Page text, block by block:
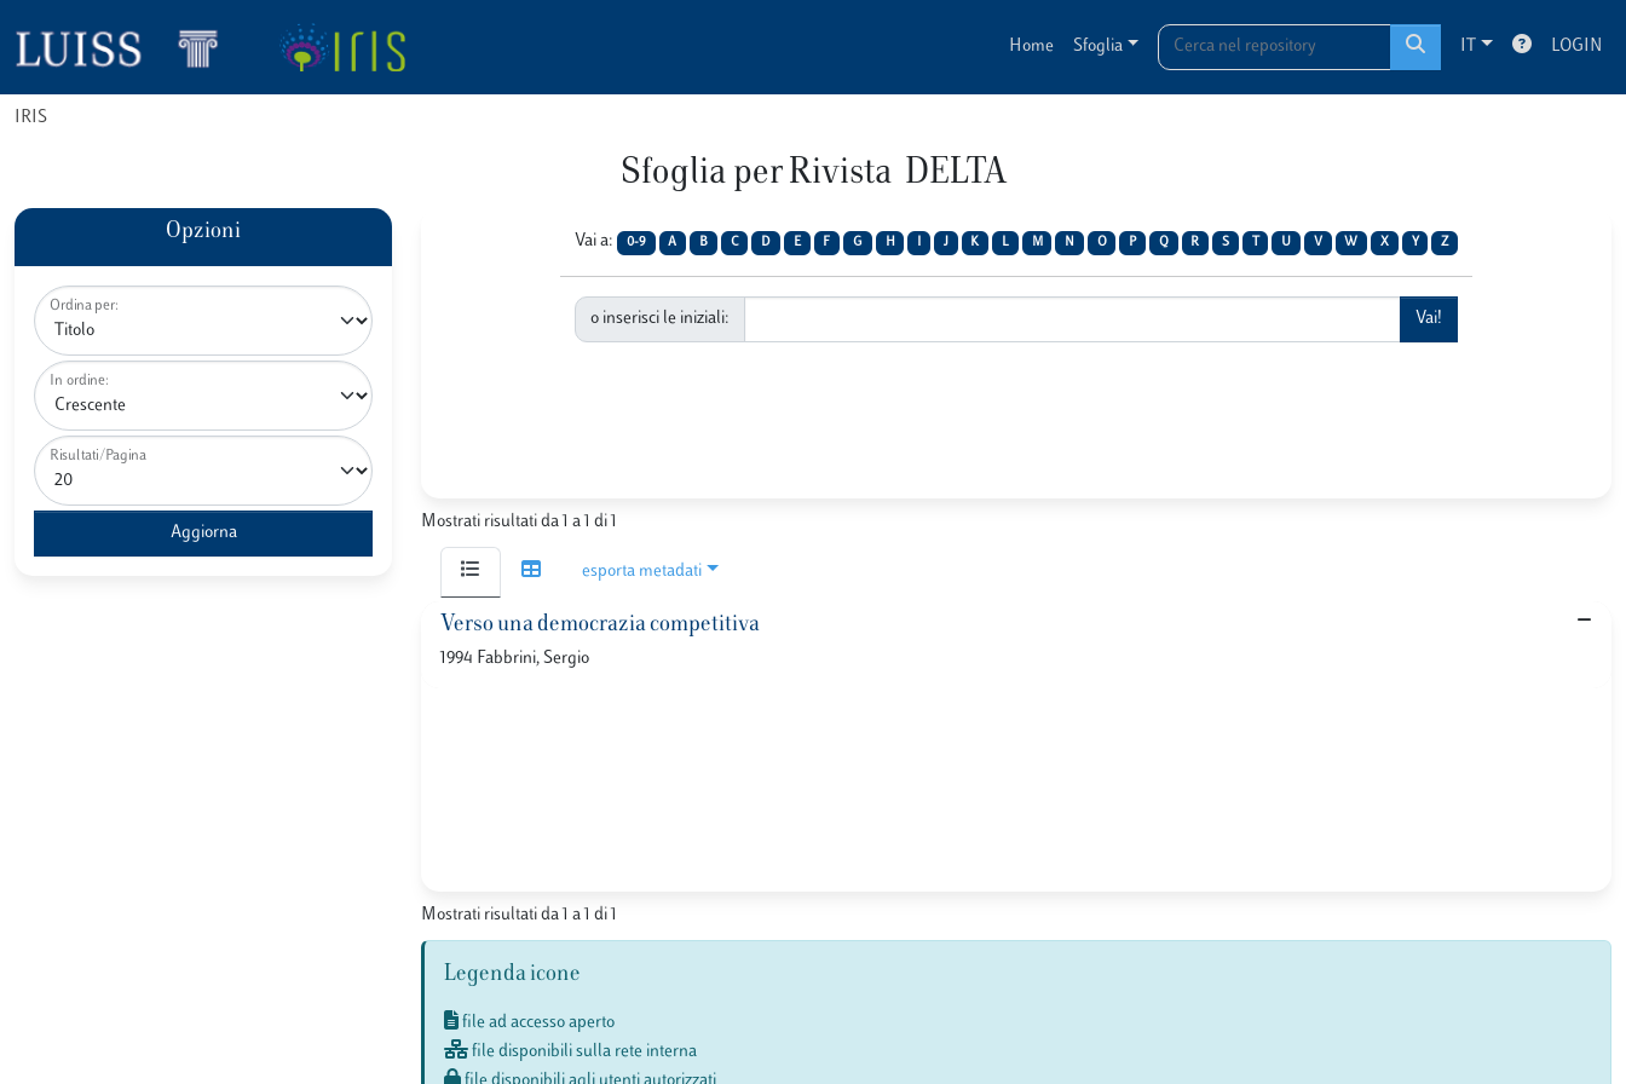
Home Sfoglia IT LOGIN
IRIS
Sfoglia per Rivista DELTA
Opzioni
Ordina per:
In ordine:
Risultati/Pagina
Vai a: 0-9 A B C D E F G H J K L M N O P Q R S U V W X Y Z
o inserisci le iniziali:
Mostrati risultati da 1 a 1 di 1
esporta metadati
Verso una democrazia competitiva
1994 Fabbrini, Sergio
Mostrati risultati da 1 a 1 di 1
Legenda icone
file ad accesso aperto
file disponibili sulla rete interna